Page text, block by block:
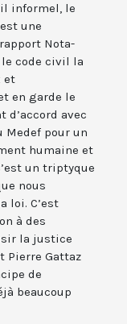
informel, le
une
Nota-
le code civil la
et
en garde le
d’accord avec
Medef pour un
humaine et
un triptyque
nous
loi. C’est
à des
la justice
Pierre Gattaz
de
beaucoup